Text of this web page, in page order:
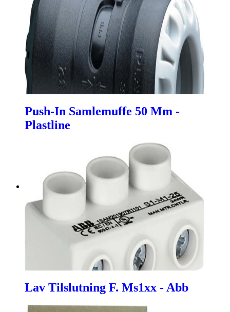
Push-In Samlemuffe 50 Mm -
Plastline
Lav Tilslutning F. Ms1xx - Abb